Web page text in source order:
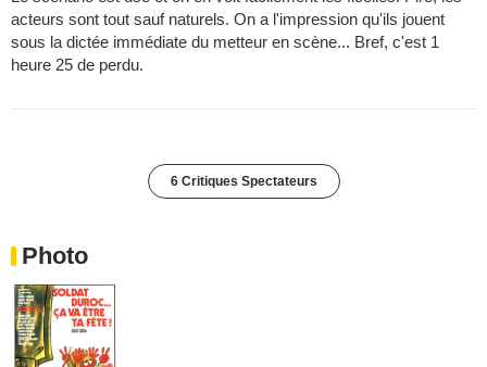
acteurs sont tout sauf naturels. On a l'impression qu'ils jouent
sous la dictée immédiate du metteur en scène... Bref, c'est 1
heure 25 de perdu.
6 Critiques Spectateurs
Photo